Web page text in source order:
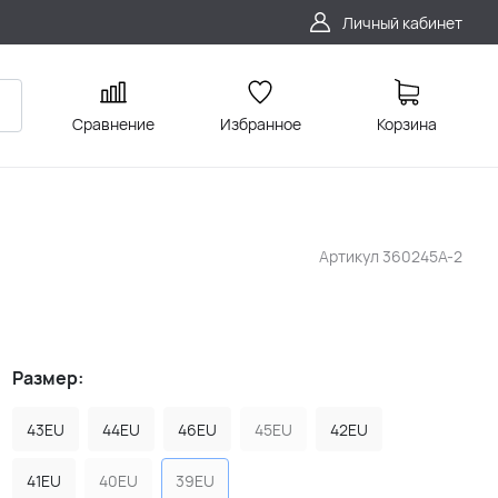
Личный кабинет
Сравнение Избранное Корзина
Артикул 360245A-2
Размер:
43EU 44EU 46EU 45EU 42EU
41EU 40EU 39EU